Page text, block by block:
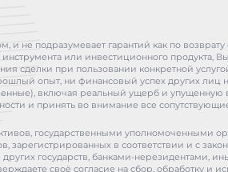
не подразумевает гарантий как по
или инвестиционного продукта,
сделки при пользовании конкретной
опыт, ни финансовый успех других лиц
включая реальный ущерб и
и принять во внимание все
государственными уполномоченными
в соответствии и с
государств, банками-нерезидентами,
своё согласие на сбор, обработку и